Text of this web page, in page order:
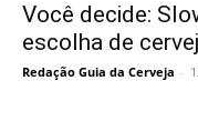
Você decide:
escolha de
Redação Guia da Cerveja -